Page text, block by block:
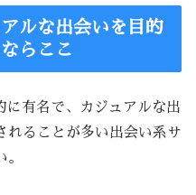
ルな出会いを目的
らここ
有名で、カジュアルな出
れることが多い出会い系サ